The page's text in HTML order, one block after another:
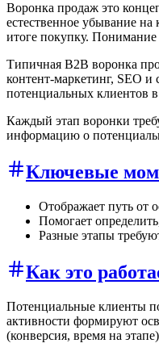
Воронка продаж это
естественное убывание
итоге покупку.
Типичная B2B воронка
контент-маркетинг, SEO
потенциальных клиентов
Каждый этап воронки
информацию о
Ключевые
Отображает путь от
Помогает
Разные этапы
Как это
Потенциальные клиенты
активности формируют
(конверсия, время на